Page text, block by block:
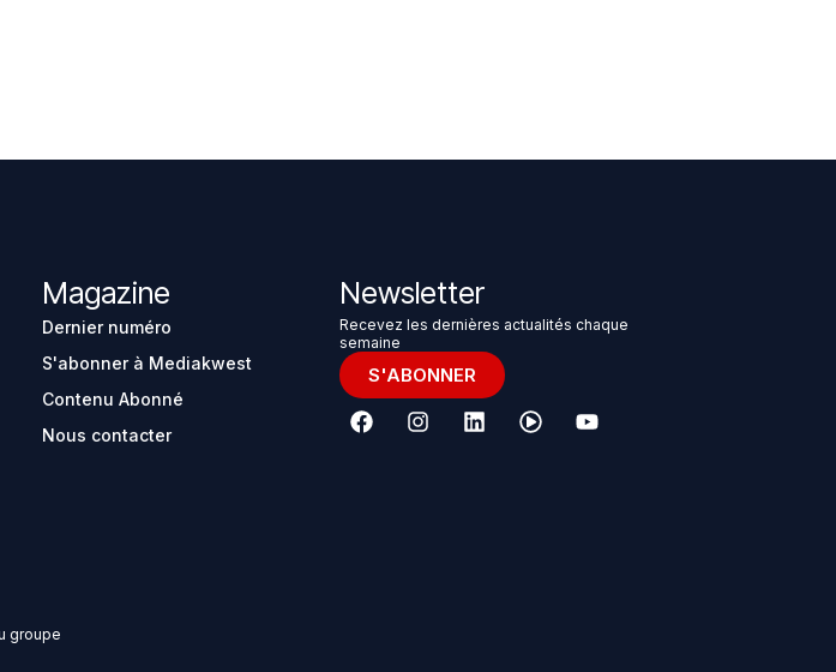
Magazine
Dernier numéro
S'abonner à Mediakwest
Contenu Abonné
Nous contacter
Newsletter
Recevez les dernières actualités chaque
semaine
S'ABONNER
groupe